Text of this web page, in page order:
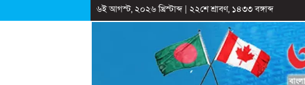
৬ই আগস্ট, ২০২৬ খ্রিস্টাব্দ| ২২শে শ্রাবণ, ১৪৩৩ বঙ্গাব্দ